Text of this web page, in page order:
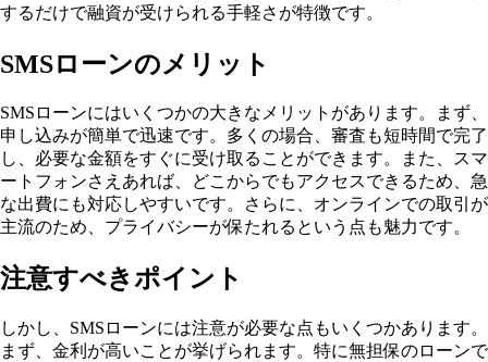
するだけで融資が受けられる手軽さが特徴です。
SMSローンのメリット
SMSローンにはいくつかの大きなメリットがあります。まず、
申し込みが簡単で迅速です。多くの場合、審査も短時間で完了
し、必要な金額をすぐに受け取ることができます。また、スマ
ートフォンさえあれば、どこからでもアクセスできるため、急
な出費にも対応しやすいです。さらに、オンラインでの取引が
主流のため、プライバシーが保たれるという点も魅力です。
注意すべきポイント
しかし、SMSローンには注意が必要な点もいくつかあります。
まず、金利が高いことが挙げられます。特に無担保のローンで